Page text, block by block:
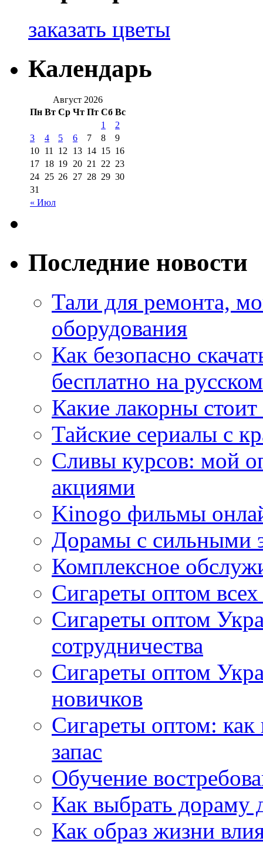
заказать цветы
Календарь
Август 2026
Пн Вт Ср Чт Пт Сб Вс
« Июл
1
2
3
4 5 6 7 8
9
10 11 12 13 14 15 16
17 18 19 20 21 22 23
24 25 26 27 28 29 30
31
Последние новости
Тали для ремонта,
оборудования
Как безопасно
бесплатно на
Какие лакорны
Тайские сериалы с
Сливы курсов: мой
акциями
Kinogo фильмы
Дорамы с сильными
Комплексное
Сигареты оптом
Сигареты оптом
сотрудничества
Сигареты оптом
новичков
Сигареты оптом:
запас
Обучение
Как выбрать дораму
Как образ жизни